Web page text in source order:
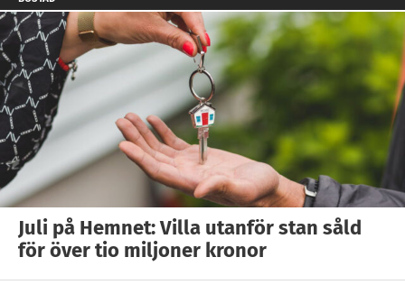
Juli på Hemnet: Villa utanför stan såld
för över tio miljoner kronor